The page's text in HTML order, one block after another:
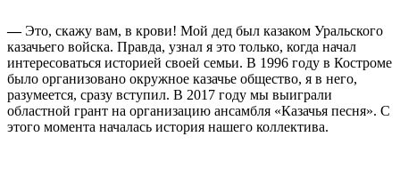
—Это, скажу вам, в крови! Мой дед был казаком Уральского
казачьего войска. Правда, узнал я это только, когда начал
интересоваться историей своей семьи. В 1996 году в Костроме
было организовано окружное казачье общество, я в него,
разумеется, сразу вступил. В 2017 году мы выиграли
областной грант на организацию ансамбля «Казачья песня». С
этого момента началась история нашего коллектива.